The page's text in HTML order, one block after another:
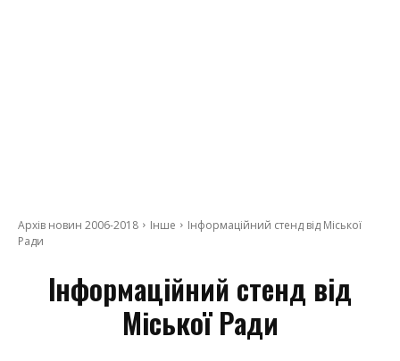
Архів новин 2006-2018 Інше
Інформаційний стенд від Міської
Ради
Інформаційний стенд від
Міської Ради